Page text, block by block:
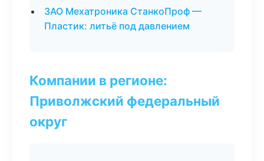
ЗАО Мехатроника СтанкоПроф —
Пластик: литьё под давлением
Компании в регионе:
Приволжский федеральный
округ